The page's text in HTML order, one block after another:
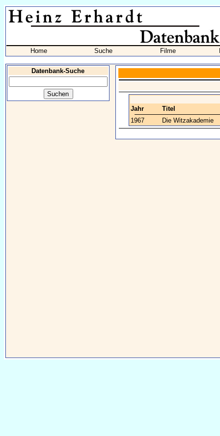
Home Suche Filme
Datenbank-Suche
Jahr
Titel
1967
Die Witzakademie